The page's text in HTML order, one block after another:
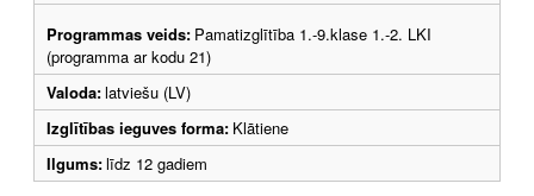
Programmas veids: Pamatizglītība 1.-9.klase 1.-2. LKI
(programma ar kodu 21)
Valoda:latviešu (LV)
Izglītības ieguves forma: Klātiene
Ilgums:līdz 12 gadiem